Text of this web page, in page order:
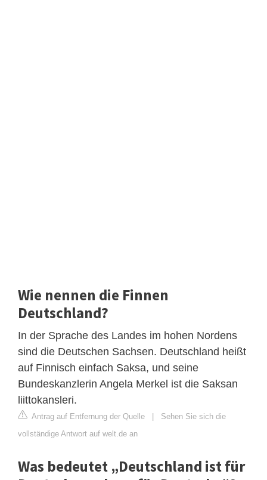
Wie nennen die Finnen
Deutschland?
In der Sprache des Landes im hohen Nordens
sind die Deutschen Sachsen. Deutschland heißt
auf Finnisch einfach Saksa, und seine
Bundeskanzlerin Angela Merkel ist die Saksan
liittokansleri.
Antrag auf Entfernung der Quelle | Sehen Sie sich die
vollständige Antwort auf welt.de an
Was bedeutet „Deutschland ist für